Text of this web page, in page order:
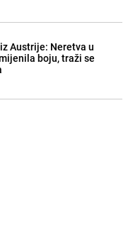
Austrije: Neretva u
boju, traži se